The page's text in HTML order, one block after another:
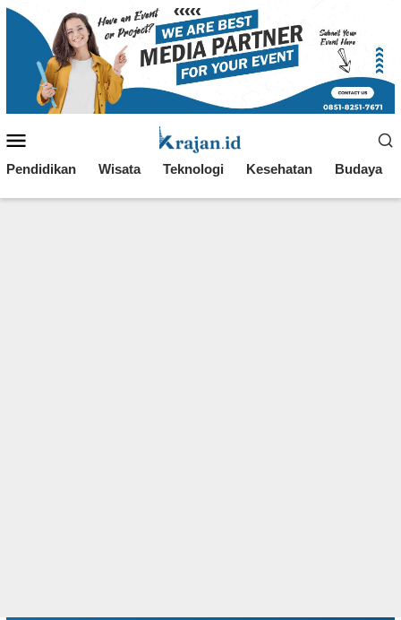
Loncat
Mobile
Pendidikan Wisata Teknologi Kesehatan Budaya